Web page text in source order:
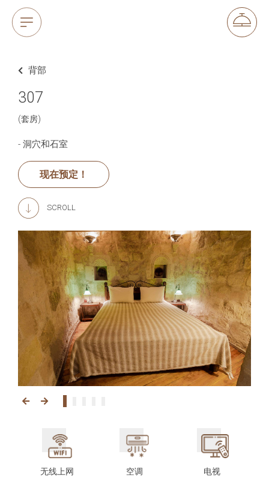
背部
307
(套房)
- 洞穴和石室
现在预定！
SCROLL
无线上网 空调 电视